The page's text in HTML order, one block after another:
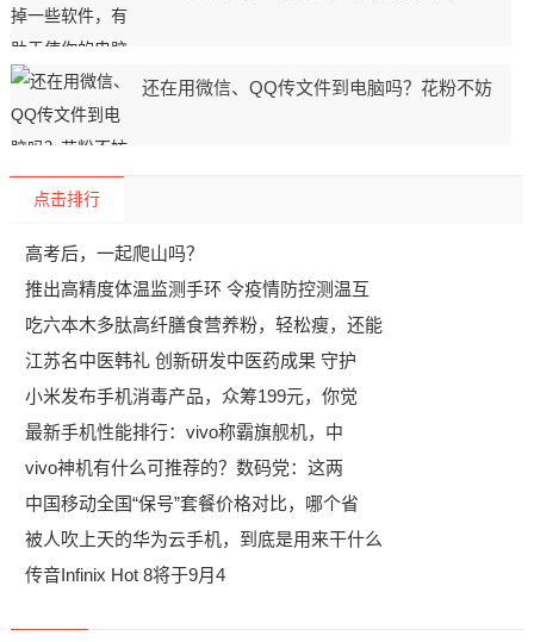
还在用微信、QQ传文件到电脑吗？花粉不妨
点击排行
高考后，一起爬山吗？
推出高精度体温监测手环 令疫情防控测温互
吃六本木多肽高纤膳食营养粉，轻松瘦，还能
江苏名中医韩礼 创新研发中医药成果 守护
小米发布手机消毒产品，众筹199元，你觉
最新手机性能排行：vivo称霸旗舰机，中
vivo神机有什么可推荐的？数码党：这两
中国移动全国“保号”套餐价格对比，哪个省
被人吹上天的华为云手机，到底是用来干什么
传音Infinix Hot 8将于9月4